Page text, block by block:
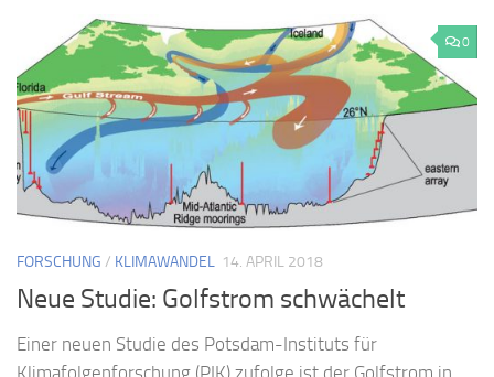
0
FORSCHUNG / KLIMAWANDEL 14. APRIL 2018
Neue Studie: Golfstrom schwächelt
Einer neuen Studie des Potsdam-Instituts für